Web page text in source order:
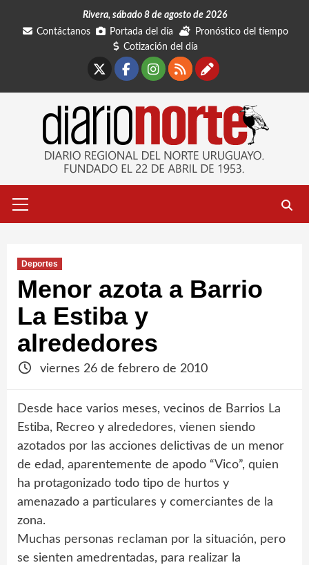
Rivera, sábado 8 de agosto de 2026
Contáctanos
Portada del día
Pronóstico del tiempo
Cotización del día
Facebook
Instagram
RSSContáctanos
primario
Deportes
Menor azota a Barrio
La Estiba y
alrededores
viernes 26 de febrero de 2010
Desde hace varios meses, vecinos de Barrios La
Estiba, Recreo y alrededores, vienen siendo
azotados por las acciones delictivas de un menor
de edad, aparentemente de apodo “Vico”, quien
ha protagonizado todo tipo de hurtos y
amenazado a particulares y comerciantes de la
zona.
Muchas personas reclaman por la situación, pero
se sienten amedrentadas, para realizar la